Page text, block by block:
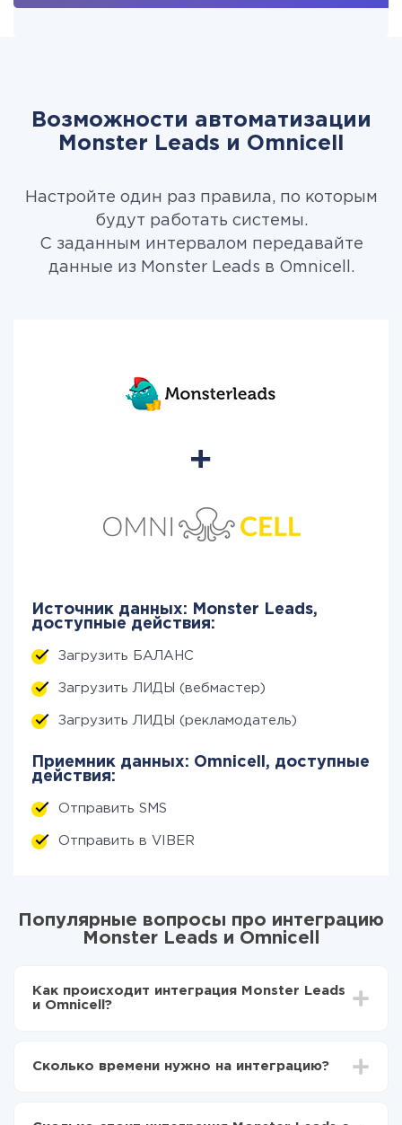
Возможности автоматизации
Monster Leads и Omnicell
Настройте один раз правила, по которым
будут работать системы.
С заданным интервалом передавайте
данные из Monster Leads в Omnicell.
Источник данных: Monster Leads,
доступные действия:
Загрузить БАЛАНС
Загрузить ЛИДЫ (вебмастер)
Загрузить ЛИДЫ (рекламодатель)
Приемник данных: Omnicell, доступные
действия:
Отправить SMS
Отправить в VIBER
Популярные вопросы про интеграцию
Monster Leads и Omnicell
Как происходит интеграция Monster Leads
и Omnicell?
Выбираете какие данные передавать из Monster
Сколько времени нужно на интеграцию?